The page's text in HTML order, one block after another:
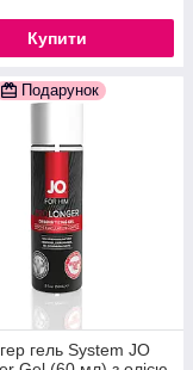
Купити
Подарунок
гель System JO